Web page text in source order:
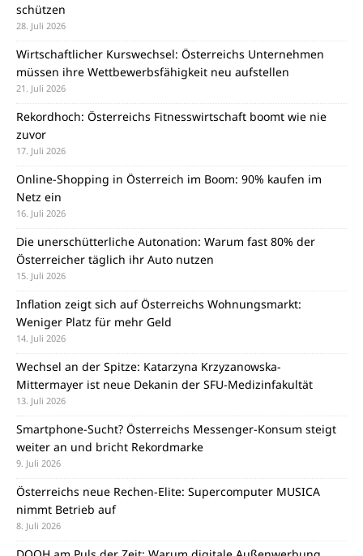
schützen
28. Juli 2026
Wirtschaftlicher Kurswechsel: Österreichs Unternehmen
müssen ihre Wettbewerbsfähigkeit neu aufstellen
21. Juli 2026
Rekordhoch: Österreichs Fitnesswirtschaft boomt wie nie
zuvor
17. Juli 2026
Online-Shopping in Österreich im Boom: 90% kaufen im
Netz ein
16. Juli 2026
Die unerschütterliche Autonation: Warum fast 80% der
Österreicher täglich ihr Auto nutzen
15. Juli 2026
Inflation zeigt sich auf Österreichs Wohnungsmarkt:
Weniger Platz für mehr Geld
14. Juli 2026
Wechsel an der Spitze: Katarzyna Krzyzanowska-
Mittermayer ist neue Dekanin der SFU-Medizinfakultät
13. Juli 2026
Smartphone-Sucht? Österreichs Messenger-Konsum steigt
weiter an und bricht Rekordmarke
9. Juli 2026
Österreichs neue Rechen-Elite: Supercomputer MUSICA
nimmt Betrieb auf
8. Juli 2026